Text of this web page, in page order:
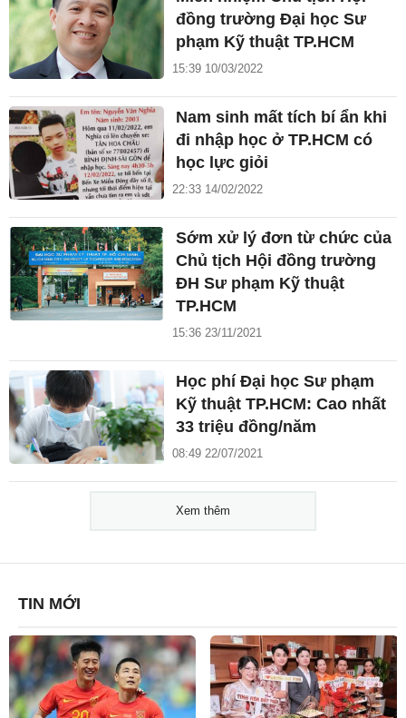
đồng trường Đại học Sư
phạm Kỹ thuật TP.HCM
15:39 10/03/2022
Nam sinh mất tích bí ẩn khi
đi nhập học ở TP.HCM có
học lực giỏi
22:33 14/02/2022
Sớm xử lý đơn từ chức của
Chủ tịch Hội đồng trường
ĐH Sư phạm Kỹ thuật
TP.HCM
15:36 23/11/2021
Học phí Đại học Sư phạm
Kỹ thuật TP.HCM: Cao nhất
33 triệu đồng/năm
08:49 22/07/2021
Xem thêm
TIN MỚI